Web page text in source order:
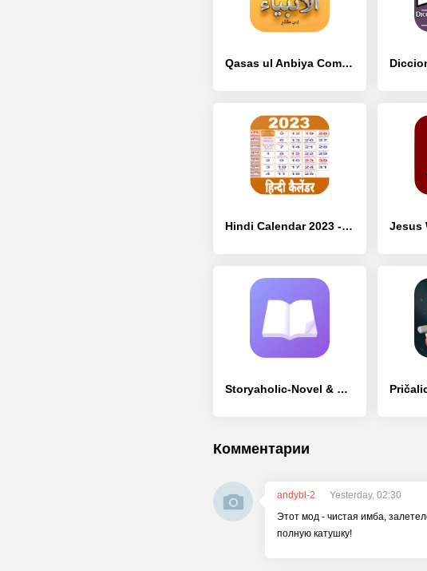
Qasas ul Anbiya Complete - [Без рекламы]
Hindi Calendar 2023 - [Без рекламы]
Storyaholic-Novel & Fiction - [Без рекламы]
Комментарии
andybl-2
Yesterday, 02:30
Этот мод - чистая имба,
полную катушку!